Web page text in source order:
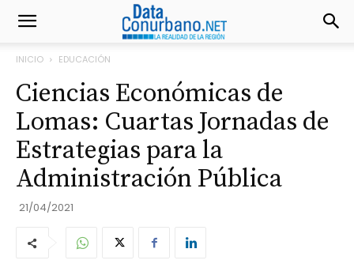
INICIO EDUCACIÓN
Ciencias Económicas de
Lomas: Cuartas Jornadas de
Estrategias para la
Administración Pública
21/04/2021